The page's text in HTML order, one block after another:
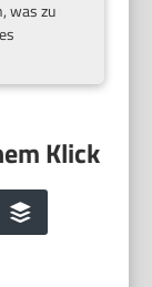
was zu
Buffer